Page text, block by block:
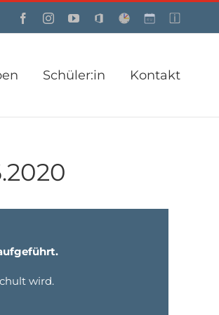
FacebookInstagramYouTube
OfficeWebuntisCustomCustom
Schüler:in Kontakt
wird.